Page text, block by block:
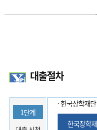
대출절차
1단계
· 한국장학재
한국장학